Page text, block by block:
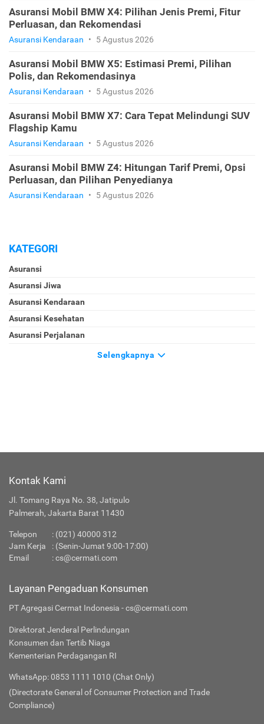
Asuransi Mobil BMW X4: Pilihan Jenis Premi, Fitur
Perluasan, dan Rekomendasi
Asuransi Kendaraan • 5 Agustus 2026
Asuransi Mobil BMW X5: Estimasi Premi, Pilihan
Polis, dan Rekomendasinya
Asuransi Kendaraan • 5 Agustus 2026
Asuransi Mobil BMW X7: Cara Tepat Melindungi SUV
Flagship Kamu
Asuransi Kendaraan • 5 Agustus 2026
Asuransi Mobil BMW Z4: Hitungan Tarif Premi, Opsi
Perluasan, dan Pilihan Penyedianya
Asuransi Kendaraan • 5 Agustus 2026
KATEGORI
Asuransi
Asuransi Jiwa
Asuransi Kendaraan
Asuransi Kesehatan
Asuransi Perjalanan
Selengkapnya
Kontak Kami
Jl. Tomang Raya No. 38, Jatipulo
Palmerah, Jakarta Barat 11430
Telepon : (021) 40000 312
Jam Kerja
: (Senin-Jumat 9:00-17:00)
Email
:cs@cermati.com
Layanan Pengaduan Konsumen
PT Agregasi Cermat Indonesia - cs@cermati.com
Direktorat Jenderal Perlindungan
Konsumen dan Tertib Niaga
Kementerian Perdagangan RI
WhatsApp: 0853 1111 1010 (Chat Only)
(Directorate General of Consumer Protection and Trade
Compliance)